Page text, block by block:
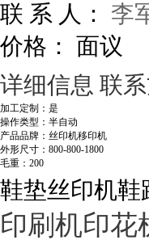
联 系 人：
李
价格： 面议
详细信息 联
加工定制：是
操作类型：半自动
产品品牌：丝印机移印机
外形尺寸：800-800-1800
毛重：200
鞋垫丝印机鞋
印刷机印花